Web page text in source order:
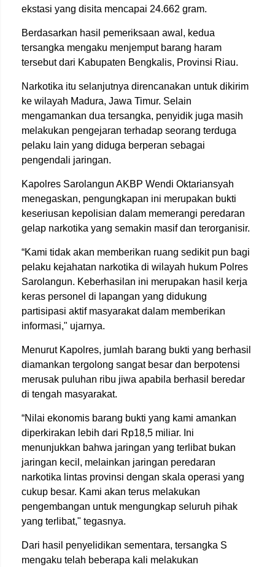
ekstasi yang disita mencapai 24.662 gram.
Berdasarkan hasil pemeriksaan awal, kedua
tersangka mengaku menjemput barang haram
tersebut dari Kabupaten Bengkalis, Provinsi Riau.
Narkotika itu selanjutnya direncanakan untuk dikirim
ke wilayah Madura, Jawa Timur. Selain
mengamankan dua tersangka, penyidik juga masih
melakukan pengejaran terhadap seorang terduga
pelaku lain yang diduga berperan sebagai
pengendali jaringan.
Kapolres Sarolangun AKBP Wendi Oktariansyah
menegaskan, pengungkapan ini merupakan bukti
keseriusan kepolisian dalam memerangi peredaran
gelap narkotika yang semakin masif dan terorganisir.
“Kami tidak akan memberikan ruang sedikit pun bagi
pelaku kejahatan narkotika di wilayah hukum Polres
Sarolangun. Keberhasilan ini merupakan hasil kerja
keras personel di lapangan yang didukung
partisipasi aktif masyarakat dalam memberikan
informasi," ujarnya.
Menurut Kapolres, jumlah barang bukti yang berhasil
diamankan tergolong sangat besar dan berpotensi
merusak puluhan ribu jiwa apabila berhasil beredar
di tengah masyarakat.
“Nilai ekonomis barang bukti yang kami amankan
diperkirakan lebih dari Rp18,5 miliar. Ini
menunjukkan bahwa jaringan yang terlibat bukan
jaringan kecil, melainkan jaringan peredaran
narkotika lintas provinsi dengan skala operasi yang
cukup besar. Kami akan terus melakukan
pengembangan untuk mengungkap seluruh pihak
yang terlibat," tegasnya.
Dari hasil penyelidikan sementara, tersangka S
mengaku telah beberapa kali melakukan